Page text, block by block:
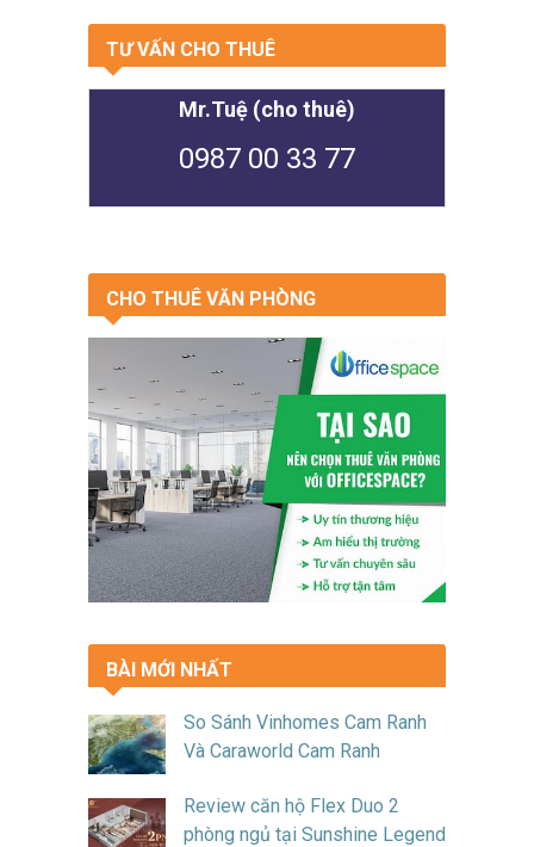
TƯ VẤN CHO THUÊ
Mr.Tuệ (cho thuê)
0987 00 33 77
CHO THUÊ VĂN PHÒNG
BÀI MỚI NHẤT
So Sánh Vinhomes Cam Ranh
Và Caraworld Cam Ranh
Review căn hộ Flex Duo 2
phòng ngủ tại Sunshine Legend